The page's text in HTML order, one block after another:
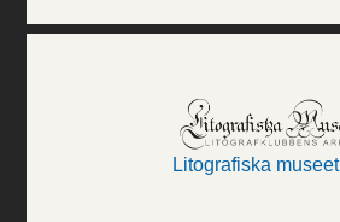
Litografiska museet